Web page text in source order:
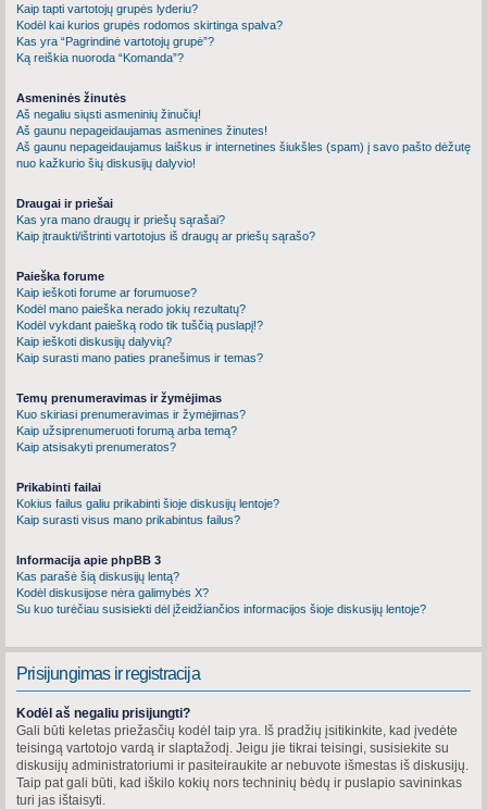
Kaip tapti vartotojų grupės lyderiu?
Kodėl kai kurios grupės rodomos skirtinga spalva?
Kas yra “Pagrindinė vartotojų grupė”?
Ką reiškia nuoroda “Komanda”?
Asmeninės žinutės
Aš negaliu siųsti asmeninių žinučių!
Aš gaunu nepageidaujamas asmenines žinutes!
Aš gaunu nepageidaujamus laiškus ir internetines šiukšles (spam) į savo pašto dėžutę
nuo kažkurio šių diskusijų dalyvio!
Draugai ir priešai
Kas yra mano draugų ir priešų sąrašai?
Kaip įtraukti/ištrinti vartotojus iš draugų ar priešų sąrašo?
Paieška forume
Kaip ieškoti forume ar forumuose?
Kodėl mano paieška nerado jokių rezultatų?
Kodėl vykdant paiešką rodo tik tuščią puslapį!?
Kaip ieškoti diskusijų dalyvių?
Kaip surasti mano paties pranešimus ir temas?
Temų prenumeravimas ir žymėjimas
Kuo skiriasi prenumeravimas ir žymėjimas?
Kaip užsiprenumeruoti forumą arba temą?
Kaip atsisakyti prenumeratos?
Prikabinti failai
Kokius failus galiu prikabinti šioje diskusijų lentoje?
Kaip surasti visus mano prikabintus failus?
Informacija apie phpBB 3
Kas parašė šią diskusijų lentą?
Kodėl diskusijose nėra galimybės X?
Su kuo turėčiau susisiekti dėl įžeidžiančios informacijos šioje diskusijų lentoje?
Prisijungimas ir registracija
Kodėl aš negaliu prisijungti?
Gali būti keletas priežasčių kodėl taip yra. Iš pradžių įsitikinkite, kad įvedėte
teisingą vartotojo vardą ir slaptažodį. Jeigu jie tikrai teisingi, susisiekite su
diskusijų administratoriumi ir pasiteiraukite ar nebuvote išmestas iš diskusijų.
Taip pat gali būti, kad iškilo kokių nors techninių bėdų ir puslapio savininkas
turi jas ištaisyti.